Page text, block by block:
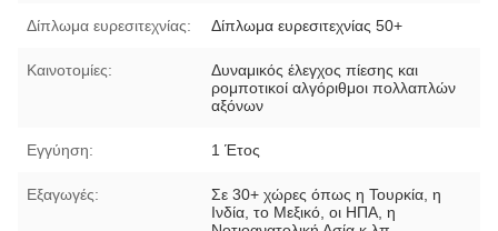
Δίπλωμα ευρεσιτεχνίας: Δίπλωμα ευρεσιτεχνίας 50+
Καινοτομίες:
Δυναμικός έλεγχος πίεσης και
ρομποτικοί αλγόριθμοι πολλαπλών
αξόνων
Εγγύηση: 1 Έτος
Εξαγωγές:
Σε 30+ χώρες όπως η Τουρκία, η
Ινδία, το Μεξικό, οι ΗΠΑ, η